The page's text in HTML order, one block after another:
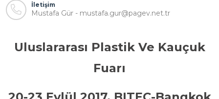
İletişim
Mustafa Gür - mustafa.gur@pagev.net.tr
Uluslararası Plastik Ve Kauçuk
Fuarı